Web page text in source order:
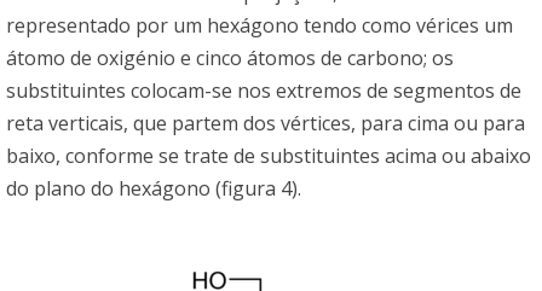
representado por um hexágono tendo como vérices um
átomo de oxigénio e cinco átomos de carbono; os
substituintes colocam-se nos extremos de segmentos de
reta verticais, que partem dos vértices, para cima ou para
baixo, conforme se trate de substituintes acima ou abaixo
do plano do hexágono (figura 4).